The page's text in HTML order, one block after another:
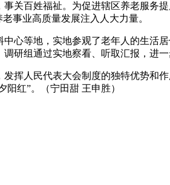
百姓福祉。为促进辖区养老服务
事业高质量发展注入人大力量。
等地，实地参观了老年人的生活
研组通过实地察看、听取汇报，进
人民代表大会制度的独特优势和
红”。（宁田甜 王申胜）